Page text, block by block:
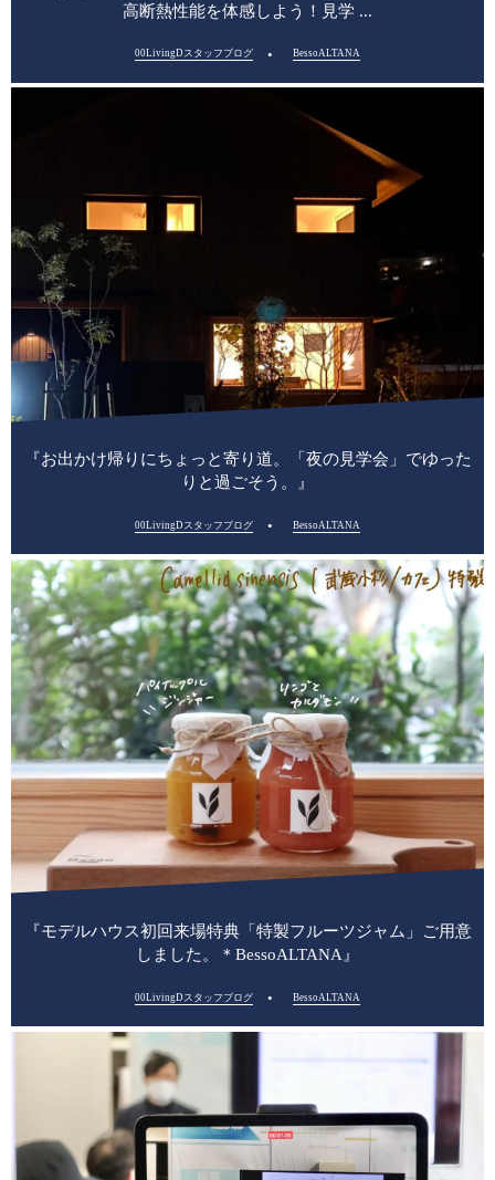
高断熱性能を体感しよう！見学 ...
00LivingDスタッフブログ BessoALTANA
『お出かけ帰りにちょっと寄り道。「夜の見学会」でゆった
りと過ごそう。』
00LivingDスタッフブログ BessoALTANA
『モデルハウス初回来場特典「特製フルーツジャム」ご用意
しました。＊BessoALTANA』
00LivingDスタッフブログ BessoALTANA